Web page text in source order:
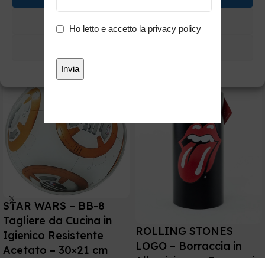
Potrebbe interessarti anche
STAR WARS – BB-8
Tagliere da Cucina in
Igienico Resistente
Acetato – 30×21 cm
ROLLING STONES
LOGO – Borraccia in
Privacy
Ho letto e accetto la privacy policy